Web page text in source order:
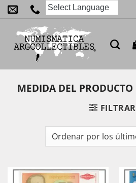
Saltar
al
contenido
MEDIDA DEL PRODUCTO
FILTRAR